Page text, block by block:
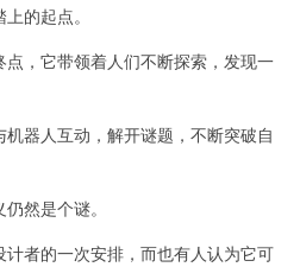
的起点。
，它带领着人们不断探索，发现一
器人互动，解开谜题，不断突破自
然是个谜。
者的一次安排，而也有人认为它可